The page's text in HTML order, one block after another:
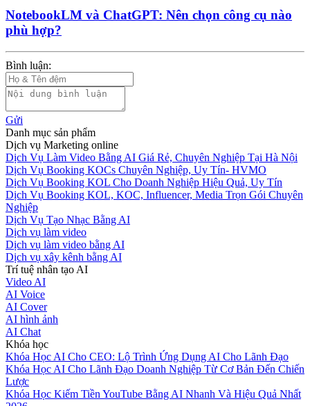
NotebookLM và ChatGPT: Nên chọn công cụ nào
phù hợp?
Bình luận:
Gửi
Danh mục sản phẩm
Dịch vụ Marketing online
Dịch Vụ Làm Video Bằng AI Giá Rẻ, Chuyên Nghiệp Tại Hà Nội
Dịch Vụ Booking KOCs Chuyên Nghiệp, Uy Tín- HVMO
Dịch Vụ Booking KOL Cho Doanh Nghiệp Hiệu Quả, Uy Tín
Dịch Vụ Booking KOL, KOC, Influencer, Media Trọn Gói Chuyên
Nghiệp
Dịch Vụ Tạo Nhạc Bằng AI
Dịch vụ làm video
Dịch vụ làm video bằng AI
Dịch vụ xây kênh bằng AI
Trí tuệ nhân tạo AI
Video AI
AI Voice
AI Cover
AI hình ảnh
AI Chat
Khóa học
Khóa Học AI Cho CEO: Lộ Trình Ứng Dụng AI Cho Lãnh Đạo
Khóa Học AI Cho Lãnh Đạo Doanh Nghiệp Từ Cơ Bản Đến Chiến
Lược
Khóa Học Kiếm Tiền YouTube Bằng AI Nhanh Và Hiệu Quả Nhất